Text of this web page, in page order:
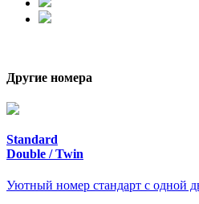
Другие номера
Standard
Double / Twin
Уютный номер стандарт с одной